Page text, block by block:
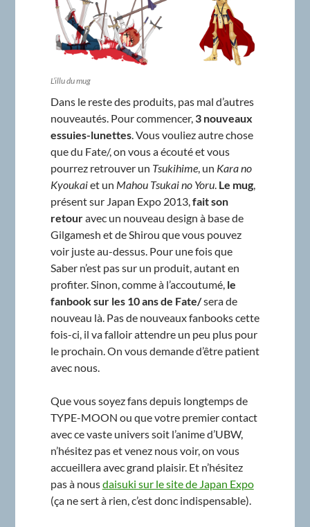
L’illu du mug
Dans le reste des produits, pas mal d’autres
nouveautés. Pour commencer, 3 nouveaux
essuies-lunettes. Vous vouliez autre chose
que du Fate/, on vous a écouté et vous
pourrez retrouver un Tsukihime, un Kara no
Kyoukaiet un Mahou Tsukai no Yoru. Le mug,
présent sur Japan Expo 2013,fait son
retouravec un nouveau design à base de
Gilgamesh et de Shirou que vous pouvez
voir juste au-dessus. Pour une fois que
Saber n’est pas sur un produit, autant en
profiter. Sinon, comme à l’accoutumé, le
fanbook sur les 10 ans de Fate/sera de
nouveau là. Pas de nouveaux fanbooks cette
fois-ci, il va falloir attendre un peu plus pour
le prochain. On vous demande d’être patient
avec nous.
Que vous soyez fans depuis longtemps de
TYPE-MOON ou que votre premier contact
avec ce vaste univers soit l’anime d’UBW,
n’hésitez pas et venez nous voir, on vous
accueillera avec grand plaisir. Et n’hésitez
pas à nousdaisuki sur le site de Japan Expo
(ça ne sert à rien, c’est donc indispensable).